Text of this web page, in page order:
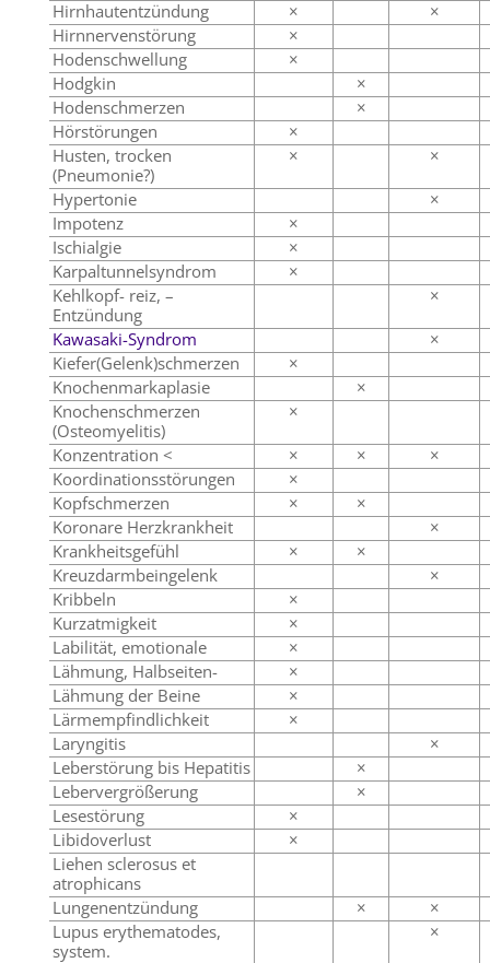
Hirnhautentzündung ×
×
Hirnnervenstörung
×
Hodenschwellung
×
Hodgkin
×
Hodenschmerzen
×
Hörstörungen
×
Husten, trocken
(Pneumonie?)
×
×
Hypertonie
×
Impotenz
×
Ischialgie
×
Karpaltunnelsyndrom
×
Kehlkopf- reiz, –
Entzündung
×
Kawasaki-Syndrom
×
Kiefer(Gelenk)schmerzen
×
Knochenmarkaplasie
×
Knochenschmerzen
(Osteomyelitis)
×
Konzentration <
× ×
×
Koordinationsstörungen
×
Kopfschmerzen
×
×
Koronare Herzkrankheit
×
Krankheitsgefühl
×
×
Kreuzdarmbeingelenk
×
Kribbeln
×
Kurzatmigkeit
×
Labilität, emotionale
×
Lähmung, Halbseiten-
×
Lähmung der Beine
×
Lärmempfindlichkeit
×
Laryngitis
×
Leberstörung bis Hepatitis
×
Lebervergrößerung
×
Lesestörung
×
Libidoverlust
×
Liehen sclerosus et
atrophicans
Lungenentzündung
×
×
Lupus erythematodes,
system.
×